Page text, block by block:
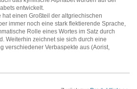
entwickelt.
einen Großteil der altgriechischen
immer noch eine stark flektierende Sprache,
Rolle eines Wortes im Satz durch
Weiterhin zeichnet sie sich durch eine
verschiedener Verbaspekte aus (Aorist,